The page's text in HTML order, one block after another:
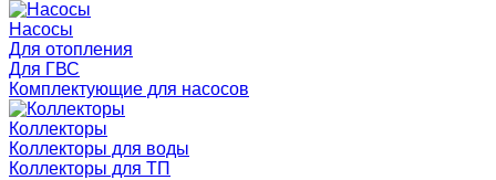
Насосы
Для отопления
Для ГВС
Комплектующие для насосов
Коллекторы
Коллекторы для воды
Коллекторы для ТП